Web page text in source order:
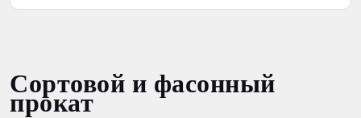
Сортовой и фасонный
прокат